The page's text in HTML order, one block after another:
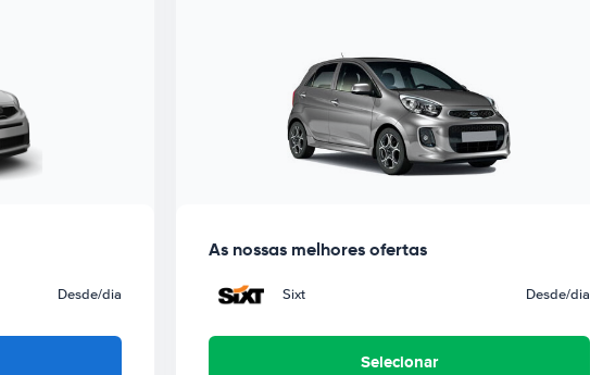
Desde/dia
As nossas melhores ofertas
Sixt Desde/dia
Selecionar